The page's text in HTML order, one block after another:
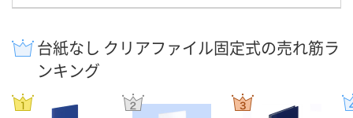
台紙なし クリアファイル固定式の売れ筋ラ
ンキング